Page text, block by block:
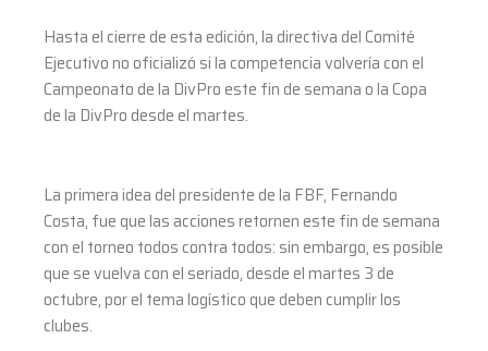
Hasta el cierre de esta edición, la directiva del Comité
Ejecutivo no oficializó si la competencia volvería con el
Campeonato de la DivPro este fin de semana o la Copa
de la DivPro desde el martes.
La primera idea del presidente de la FBF, Fernando
Costa, fue que las acciones retornen este fin de semana
con el torneo todos contra todos: sin embargo, es posible
que se vuelva con el seriado, desde el martes 3 de
octubre, por el tema logístico que deben cumplir los
clubes.